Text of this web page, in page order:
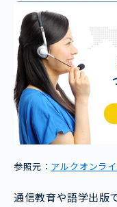
参照元： アルクオンラ
通信教育や語学出版